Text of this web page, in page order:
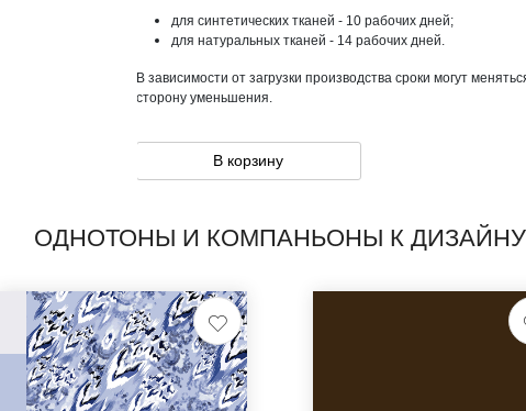
для синтетических тканей - 10 рабочих дней;
для натуральных тканей - 14 рабочих дней.
В зависимости от загрузки производства сроки могут
сторону уменьшения.
В корзину
ОДНОТОНЫ И КОМПАНЬОНЫ К ДИЗАЙНУ